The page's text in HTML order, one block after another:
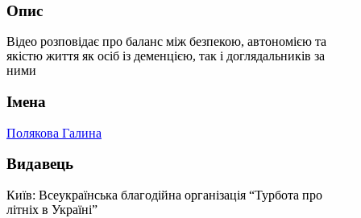
Опис
Відео розповідає про баланс між безпекою, автономією та
якістю життя як осіб із деменцією, так і доглядальників за
ними
Імена
Полякова Галина
Видавець
Київ: Всеукраїнська благодійна організація “Турбота про
літніх в Україні”